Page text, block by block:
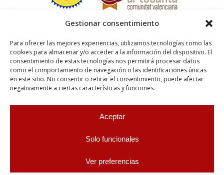
Gestionar consentimiento
Para ofrecer las mejores experiencias, utilizamos tecnologías como las
cookies para almacenar y/o acceder a la información del dispositivo. El
consentimiento de estas tecnologías nos permitirá procesar datos
como el comportamiento de navegación o las identificaciones únicas
en este sitio. No consentir o retirar el consentimiento, puede afectar
negativamente a ciertas características y funciones.
Aceptar
Solo funcionales
Ver preferencias